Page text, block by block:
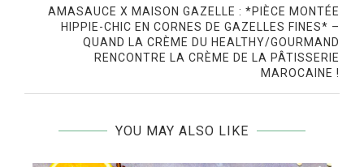
AMASAUCE X MAISON GAZELLE : *PIÈCE MONTÉE
HIPPIE-CHIC EN CORNES DE GAZELLES FINES* –
QUAND LA CRÈME DU HEALTHY/GOURMAND
RENCONTRE LA CRÈME DE LA PÂTISSERIE
MAROCAINE !
YOU MAY ALSO LIKE